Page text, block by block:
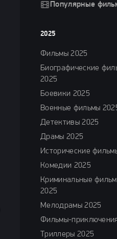
Популярные
2025
Фильмы 2025
Биографические
2025
Боевики 2025
Военные фильмы
Детективы 2025
Драмы 2025
Исторические
Комедии 2025
Криминальные
2025
Мелодрамы 2025
Фильмы-
Триллеры 2025